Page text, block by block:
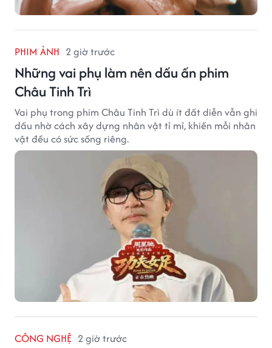
PHIM ẢNH 2 giờ trước
Những vai phụ làm nên dấu ấn phim
Châu Tinh Trì
Vai phụ trong phim Châu Tinh Trì dù ít đất diễn vẫn ghi
dấu nhờ cách xây dựng nhân vật tỉ mỉ, khiến mỗi nhân
vật đều có sức sống riêng.
CÔNG NGHỆ 2 giờ trước